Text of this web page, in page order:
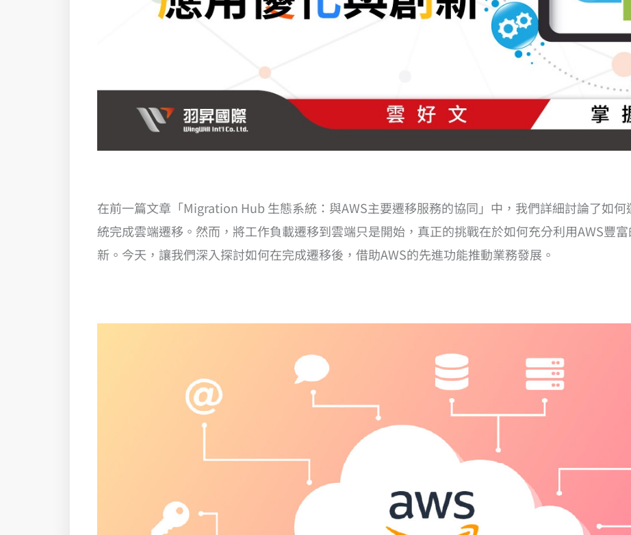
在前一篇文章「Migration Hub 生態系統：與AWS主要遷移服務的協同」中，我們詳細討論了如
統完成雲端遷移。然而，將工作負載遷移到雲端只是開始，真正的挑戰在於如何充分利用AWS豐
新。今天，讓我們深入探討如何在完成遷移後，借助AWS的先進功能推動業務發展。